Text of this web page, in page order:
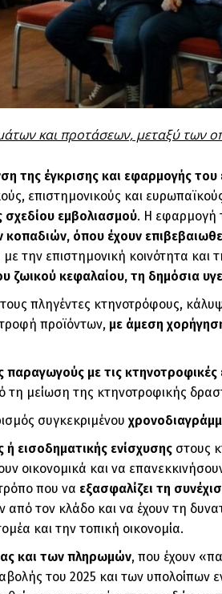
και προτάσεων, μεταξύ των
της έγκρισης και εφαρμογής του
επιστημονικούς και
σχεδίου εμβολιασμού. Η εφαρμογή
κοπαδιών, όπου έχουν
την επιστημονική κοινότητα
ζωικού κεφαλαίου, τη δημόσια
τους πληγέντες κτηνοτρόφους,
προϊόντων, με άμεση
παραγωγούς με τις
τη μείωση της κτηνοτροφικής
συγκεκριμένου
εισοδηματικής ενίσχυσης στους
οικονομικά και να
που να εξασφαλίζει τη
τον κλάδο και να έχουν τη
και την τοπική οικονομία.
και των πληρωμών, που έχουν
του 2025 και των υπολοίπων